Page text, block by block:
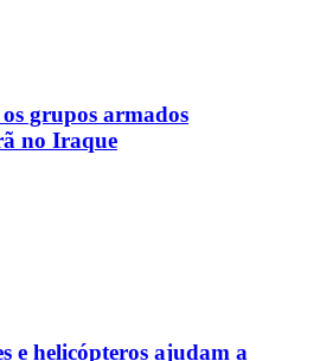
grupos armados
no Iraque
e helicópteros ajudam a